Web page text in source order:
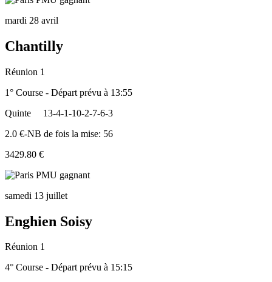
mardi 28 avril
Chantilly
Réunion 1
1° Course - Départ prévu à 13:55
Quinte
13-4-1-10-2-7-6-3
2.0 €-NB de fois la mise: 56
3429.80 €
samedi 13 juillet
Enghien Soisy
Réunion 1
4° Course - Départ prévu à 15:15